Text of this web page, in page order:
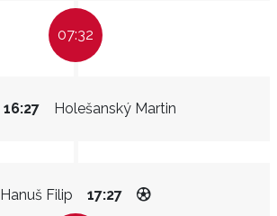
07:32
Holešanský Martin
16:27
Hanuš Filip 17:27